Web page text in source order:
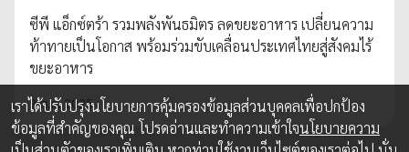
ซีพี แอ็กซ์ตร้า รวมพลังพันธมิตร ลดขยะอาหาร เปลี่ยนความ
ท้าทายเป็นโอกาส พร้อมร่วมขับเคลื่อนประเทศไทยสู่สังคมไร้
ขยะอาหาร
9 ต.ค. 2025
เราได้ปรับปรุงนโยบายการคุ้มครองข้อมูลส่วนบุคคลเพื่อปกป้อง
ข้อมูลที่สำคัญของคุณ โปรดอ่านและทำความเข้าใจนโยบายความ